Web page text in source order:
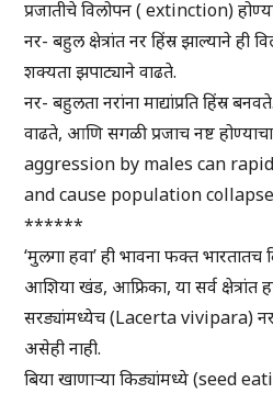
प्रजातीचे विलोपन ( extinction)
नर- बहुल क्षेत्रांत नर हिंस्र झाल्याने ही
शक्यता झपाट्याने वाढते.
नर- बहुलता नरांना माद्यांप्रति हिंस्र
वाढते, आणि सगळी प्रजाच नष्ट
aggression by males can
and cause population
******
‘मुलगा हवा’ ही भावना फक्त
आशिया खंड, आफ्रिका, या सर्व
सरड्यांमध्येच (Lacerta vivipara)
असेही नाही.
बिया खाणाऱ्या किड्यांमध्ये (seed